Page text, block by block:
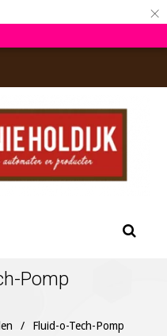
×
Pomp
/ Fluid-o-Tech-Pomp